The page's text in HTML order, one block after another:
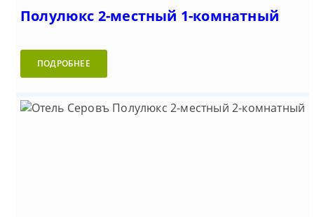
Полулюкс 2-местный 1-комнатный
ПОДРОБНЕЕ